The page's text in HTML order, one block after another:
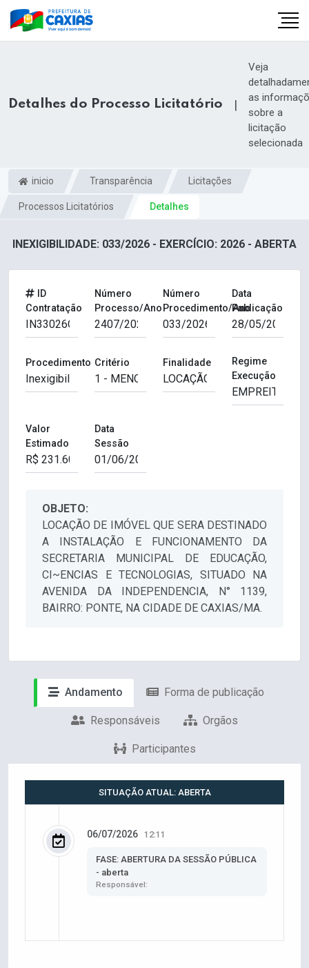
Detalhes do Processo Licitatório |
Veja
as
sobre a
licitação
selecionada
inicio Transparência Licitações
Processos Licitatórios Detalhes
INEXIGIBILIDADE: 033/2026 - EXERCÍCIO: 2026 - ABERTA
ID
Contratação
Número
Processo/Ano
Número
Procedimento/Ano
Data
Publicação
Procedimento Critério Finalidade
Regime
Execução
Valor
Estimado
Data
Sessão
OBJETO:
LOCAÇÃO DE IMÓVEL QUE SERA DESTINADO
A INSTALAÇÃO E FUNCIONAMENTO DA
SECRETARIA MUNICIPAL DE EDUCAÇÃO,
CI~ENCIAS E TECNOLOGIAS, SITUADO NA
AVENIDA DA INDEPENDENCIA, N° 1139,
BAIRRO: PONTE, NA CIDADE DE CAXIAS/MA.
Andamento Forma de publicação
Responsáveis Orgãos
Participantes
SITUAÇÃO ATUAL: ABERTA
06/07/2026 12:11
FASE: ABERTURA DA SESSÃO PÚBLICA
- aberta
Responsável: